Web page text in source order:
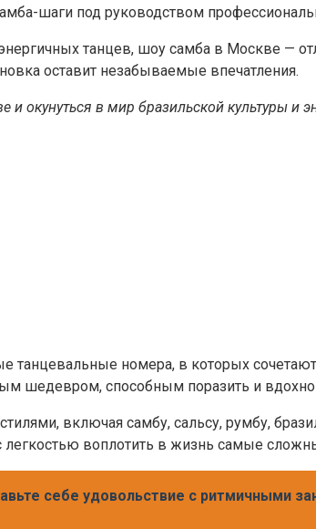
шаги под руководством
танцев, шоу самба в Москве —
оставит незабываемые впечатления.
окунуться в мир бразильской культуры и
номера, в которых
шедевром, способным поразить и
включая самбу, сальсу, румбу,
легкостью воплотить в жизнь самые
себе удовольствие с ритмичными